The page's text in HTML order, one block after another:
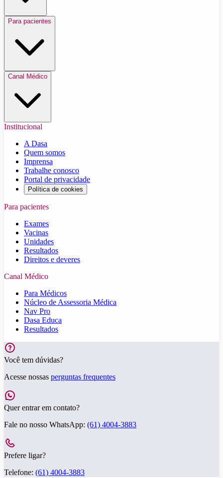
Para pacientes
Canal Médico
Institucional
A Dasa
Quem somos
Imprensa
Trabalhe conosco
Portal de privacidade
Política de cookies
Para pacientes
Exames
Vacinas
Unidades
Resultados
Direitos e deveres
Canal Médico
Para Médicos
Núcleo de Assessoria Médica
Nav Pro
Dasa Educa
Resultados
Você tem dúvidas?
Acesse nossas perguntas frequentes
Quer entrar em contato?
Fale no nosso WhatsApp: (61) 4004-3883
Prefere ligar?
Telefone: (61) 4004-3883